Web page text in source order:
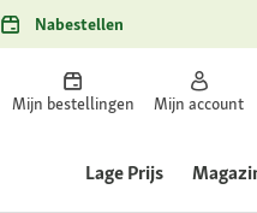
Nabestellen
Mijn bestellingen Mijn account
Lage Prijs